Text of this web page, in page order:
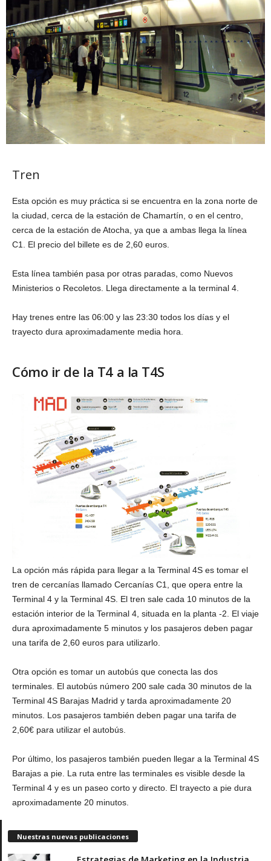
Tren
Esta opción es muy práctica si se encuentra en la zona norte de
la ciudad, cerca de la estación de Chamartín, o en el centro,
cerca de la estación de Atocha, ya que a ambas llega la línea
C1. El precio del billete es de 2,60 euros.
Esta línea también pasa por otras paradas, como Nuevos
Ministerios o Recoletos. Llega directamente a la terminal 4.
Hay trenes entre las 06:00 y las 23:30 todos los días y el
trayecto dura aproximadamente media hora.
Cómo ir de la T4 a la T4S
La opción más rápida para llegar a la Terminal 4S es tomar el
tren de cercanías llamado Cercanías C1, que opera entre la
Terminal 4 y la Terminal 4S. El tren sale cada 10 minutos de la
estación interior de la Terminal 4, situada en la planta -2. El viaje
dura aproximadamente 5 minutos y los pasajeros deben pagar
una tarifa de 2,60 euros para utilizarlo.
Otra opción es tomar un autobús que conecta las dos
terminales. El autobús número 200 sale cada 30 minutos de la
Terminal 4S Barajas Madrid y tarda aproximadamente 20
minutos. Los pasajeros también deben pagar una tarifa de
2,60€ para utilizar el autobús.
Por último, los pasajeros también pueden llegar a la Terminal 4S
Barajas a pie. La ruta entre las terminales es visible desde la
Terminal 4 y es un paseo corto y directo. El trayecto a pie dura
aproximadamente 20 minutos.
Nuestras nuevas publicaciones